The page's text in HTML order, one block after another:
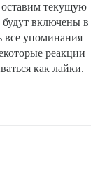
текущую
включены в
все упоминания
реакции
как лайки.